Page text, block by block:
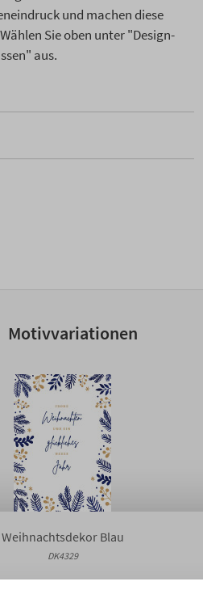
und machen diese
Sie oben unter "Design-
aus.
Motivvariationen
Weihnachtsdekor Blau
DK4329